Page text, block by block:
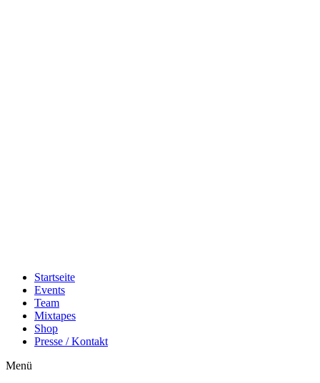
Startseite
Events
Team
Mixtapes
Shop
Presse / Kontakt
Menü